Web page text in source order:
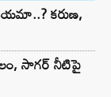
కరుణ,
సాగర్ నీటిపై